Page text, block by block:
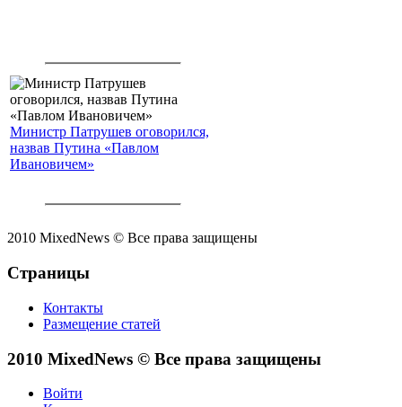
Министр Патрушев оговорился,
назвав Путина «Павлом
Ивановичем»
2010 MixedNews © Все права защищены
Страницы
Контакты
Размещение статей
2010 MixedNews © Все права защищены
Войти